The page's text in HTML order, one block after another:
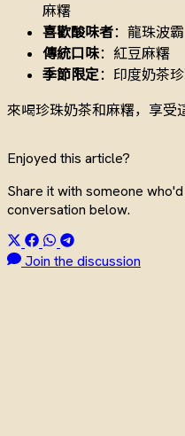
麻糬
喜歡酸味者：龍珠波霸
傳統口味：紅豆麻糬
季節限定：印度奶茶
來喝珍珠奶茶和麻糬，享受
Enjoyed this article?
Share it with someone
conversation below.
Join the discussion